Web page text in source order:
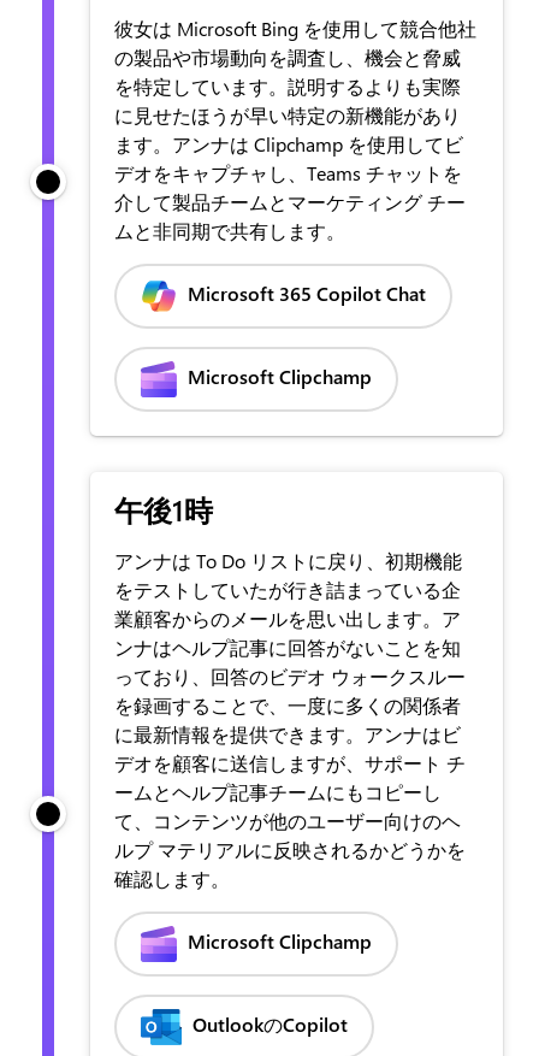
彼女は Microsoft Bing を使用して競合他社
の製品や市場動向を調査し、機会と脅威
を特定しています。説明するよりも実際
に見せたほうが早い特定の新機能があり
ます。アンナは Clipchamp を使用してビ
デオをキャプチャし、Teams チャットを
介して製品チームとマーケティング チー
ムと非同期で共有します。
Microsoft 365 Copilot Chat
Microsoft Clipchamp
午後1時
アンナは To Do リストに戻り、初期機能
をテストしていたが行き詰まっている企
業顧客からのメールを思い出します。ア
ンナはヘルプ記事に回答がないことを知
っており、回答のビデオ ウォークスルー
を録画することで、一度に多くの関係者
に最新情報を提供できます。アンナはビ
デオを顧客に送信しますが、サポート チ
ームとヘルプ記事チームにもコピーし
て、コンテンツが他のユーザー向けのヘ
ルプ マテリアルに反映されるかどうかを
確認します。
Microsoft Clipchamp
OutlookのCopilot